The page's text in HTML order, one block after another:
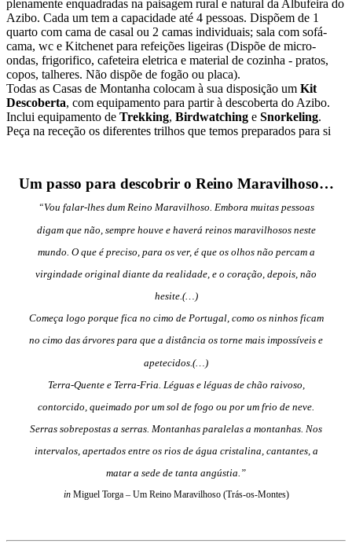
plenamente enquadradas na paisagem rural e natural da Albufeira do
Azibo. Cada um tem a capacidade até 4 pessoas. Dispõem de 1
quarto com cama de casal ou 2 camas individuais; sala com sofá-
cama, wc e Kitchenet para refeições ligeiras (Dispõe de micro-
ondas, frigorifico, cafeteira eletrica e material de cozinha - pratos,
copos, talheres. Não dispõe de fogão ou placa).
Todas as Casas de Montanha colocam à sua disposição um Kit
Descoberta, com equipamento para partir à descoberta do Azibo.
Inclui equipamento de Trekking, Birdwatching e Snorkeling.
Peça na receção os diferentes trilhos que temos preparados para si
Um passo para descobrir o Reino Maravilhoso…
“Vou falar-lhes dum Reino Maravilhoso. Embora muitas pessoas
digam que não, sempre houve e haverá reinos maravilhosos neste
mundo. O que é preciso, para os ver, é que os olhos não percam a
virgindade original diante da realidade, e o coração, depois, não
hesite.(…)
Começa logo porque fica no cimo de Portugal, como os ninhos ficam
no cimo das árvores para que a distância os torne mais impossíveis e
apetecidos.(…)
Terra-Quente e Terra-Fria. Léguas e léguas de chão raivoso,
contorcido, queimado por um sol de fogo ou por um frio de neve.
Serras sobrepostas a serras. Montanhas paralelas a montanhas. Nos
intervalos, apertados entre os rios de água cristalina, cantantes, a
matar a sede de tanta angústia.”
inMiguel Torga – Um Reino Maravilhoso (Trás-os-Montes)